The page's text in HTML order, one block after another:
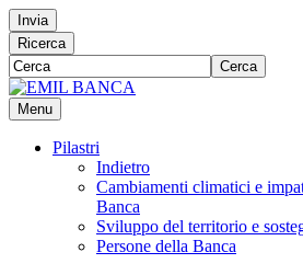
Invia
Ricerca
Cerca
Menu
Pilastri
Indietro
Cambiamenti climatici e
Banca
Sviluppo del territorio e
Persone della Banca